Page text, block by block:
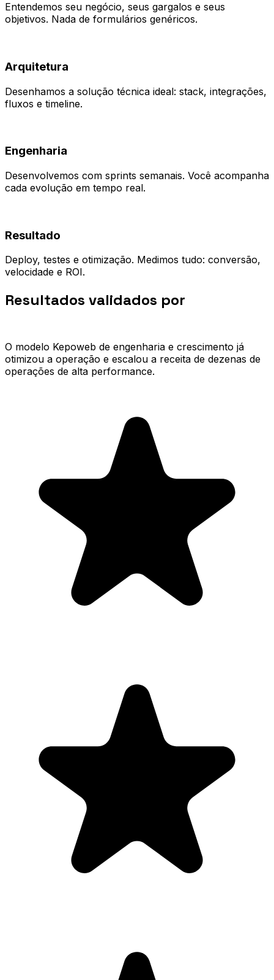
Entendemos seu negócio, seus gargalos e seus
objetivos. Nada de formulários genéricos.
Arquitetura
Desenhamos a solução técnica ideal: stack, integrações,
fluxos e timeline.
Engenharia
Desenvolvemos com sprints semanais. Você acompanha
cada evolução em tempo real.
Resultado
Deploy, testes e otimização. Medimos tudo: conversão,
velocidade e ROI.
Resultados validados por
O modelo Kepoweb de engenharia e crescimento já
otimizou a operação e escalou a receita de dezenas de
operações de alta performance.